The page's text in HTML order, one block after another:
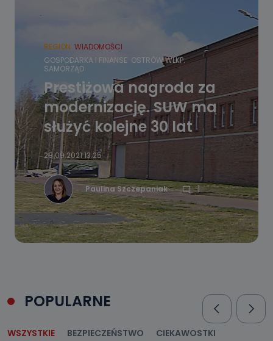
REGION WIADOMOŚCI
GOSPODARKA I FINANSE OSTRÓW WLKP.
SAMORZĄD
Prestiżowa nagroda za
modernizację. SUW ma
służyć kolejne 30 lat
28.09.2021 13:25
Paulina Szczepaniak 1
POPULARNE
WSZYSTKIE BEZPIECZEŃSTWO
CIEKAWOSTKI